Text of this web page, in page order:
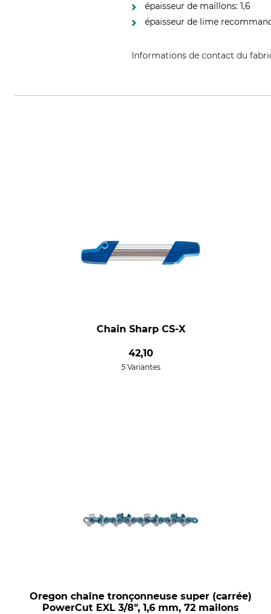
épaisseur de maillons: 1,6
épaisseur de lime
Informations de contact du
Chain Sharp CS-X
42,10
5 Variantes
Oregon chaîne tronçonneuse super (carrée)
PowerCut EXL 3/8", 1,6 mm, 72 mailons